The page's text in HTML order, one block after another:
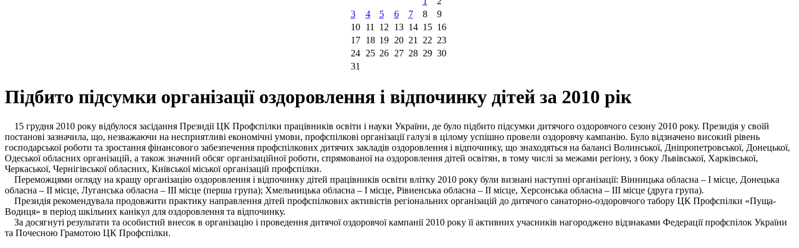
3
4 5 6 7 8
9
10
11 12 13 14 15 16
17
18 19 20 21 22 23
24
25 26 27 28 29 30
31
Підбито підсумки організації оздоровлення і відпочинку дітей за 2010 рік
15 грудня 2010 року відбулося засідання Президії ЦК Профспілки працівників освіти і науки України, де було підбито підсумки дитячого оздоровчого сезону 2010 року. Президія у своїй
постанові зазначила, що, незважаючи на несприятливі економічні умови, профспілкові організації галузі в цілому успішно провели оздоровчу кампанію. Було відзначено високий рівень
господарської роботи та зростання фінансового забезпечення профспілкових дитячих закладів оздоровлення і відпочинку, що знаходяться на балансі Волинської, Дніпропетровської, Донецької,
Одеської обласних організацій, а також значний обсяг організаційної роботи, спрямованої на оздоровлення дітей освітян, в тому числі за межами регіону, з боку Львівської, Харківської,
Черкаської, Чернігівської обласних, Київської міської організацій профспілки.
Переможцями огляду на кращу організацію оздоровлення і відпочинку дітей працівників освіти влітку 2010 року були визнані наступні організації: Вінницька обласна – І місце, Донецька
обласна – ІІ місце, Луганська обласна – ІІІ місце (перша група); Хмельницька обласна – І місце, Рівненська обласна – ІІ місце, Херсонська обласна – ІІІ місце (друга група).
Президія рекомендувала продовжити практику направлення дітей профспілкових активістів регіональних організацій до дитячого санаторно-оздоровчого табору ЦК Профспілки «Пуща-
Водиця» в період шкільних канікул для оздоровлення та відпочинку.
За досягнуті результати та особистий внесок в організацію і проведення дитячої оздоровчої кампанії 2010 року її активних учасників нагороджено відзнаками Федерації профспілок України
та Почесною Грамотою ЦК Профспілки.